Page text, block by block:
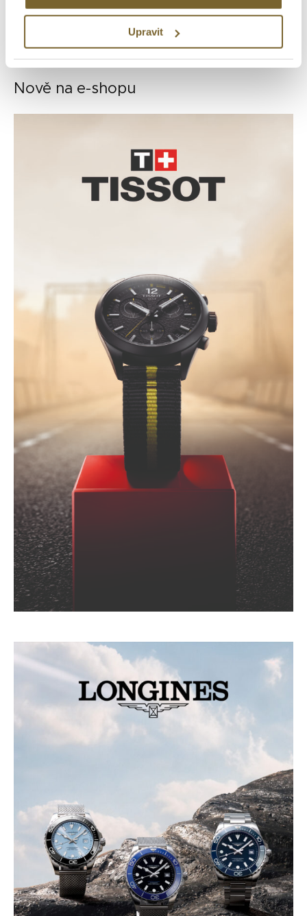
Upravit
Linda Nosková ovládla Wimbledon. Ambasadorce
značky Rado patří první grandslamový titul
Nově na e-shopu